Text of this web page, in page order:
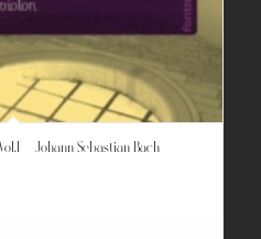
– Johann Sebastian Bach